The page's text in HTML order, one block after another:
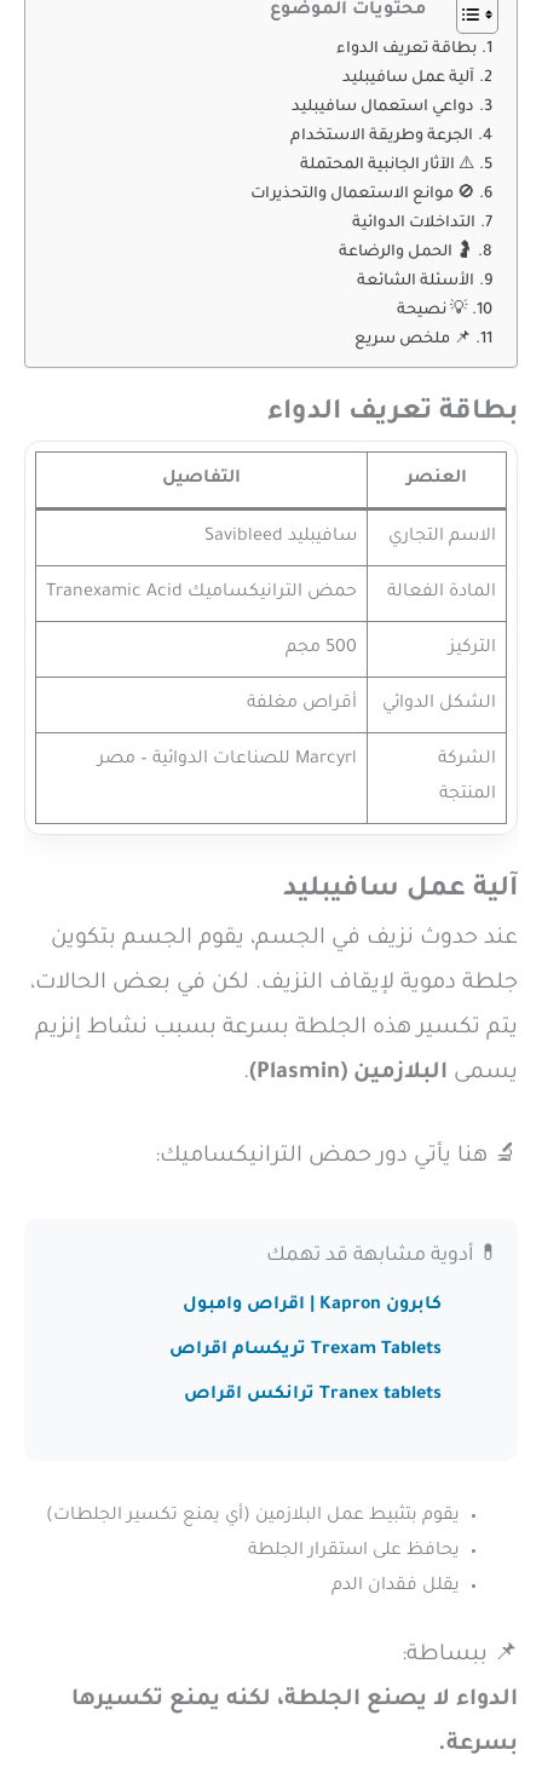
محتويات الموضوع
بطاقة تعريف الدواء
آلية عمل سافيبليد
دواعي استعمال سافيبليد
الجرعة وطريقة الاستخدام
⚠️ الآثار الجانبية المحتملة
🚫 موانع الاستعمال والتحذيرات
التداخلات الدوائية
🤰 الحمل والرضاعة
الأسئلة الشائعة
💡 نصيحة
📌 ملخص سريع
بطاقة تعريف الدواء
العنصر التفاصيل
الاسم التجاري سافيبليد Savibleed
المادة الفعالة حمض الترانيكساميك Tranexamic Acid
التركيز 500 مجم
الشكل الدوائي أقراص مغلفة
الشركة
المنتجة
Marcyrl للصناعات الدوائية – مصر
آلية عمل سافيبليد
عند حدوث نزيف في الجسم، يقوم الجسم بتكوين
جلطة دموية لإيقاف النزيف. لكن في بعض الحالات،
يتم تكسير هذه الجلطة بسرعة بسبب نشاط إنزيم
يسمى البلازمين (Plasmin) .
🔬 هنا يأتي دور حمض الترانيكساميك:
💊 أدوية مشابهة قد تهمك
كابرون Kapron | اقراص وامبول
Trexam Tablets تريكسام اقراص
Tranex tablets ترانكس اقراص
يقوم بتثبيط عمل البلازمين (أي يمنع تكسير الجلطات)
يحافظ على استقرار الجلطة
يقلل فقدان الدم
📌 ببساطة:
الدواء لا يصنع الجلطة، لكنه يمنع تكسيرها
بسرعة.